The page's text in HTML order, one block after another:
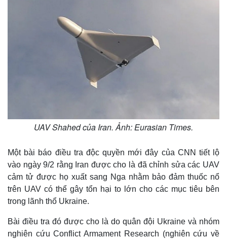
UAV Shahed của Iran. Ảnh: Eurasian Times.
Một bài báo điều tra độc quyền mới đây của CNN tiết lộ
vào ngày 9/2 rằng Iran được cho là đã chỉnh sửa các UAV
cảm tử được họ xuất sang Nga nhằm bảo đảm thuốc nổ
trên UAV có thể gây tổn hại to lớn cho các mục tiêu bên
trong lãnh thổ Ukraine.
Bài điều tra đó được cho là do quân đội Ukraine và nhóm
nghiên cứu Conflict Armament Research (nghiên cứu về